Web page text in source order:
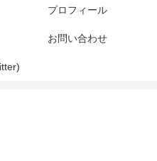
プロフィール
お問い合わせ